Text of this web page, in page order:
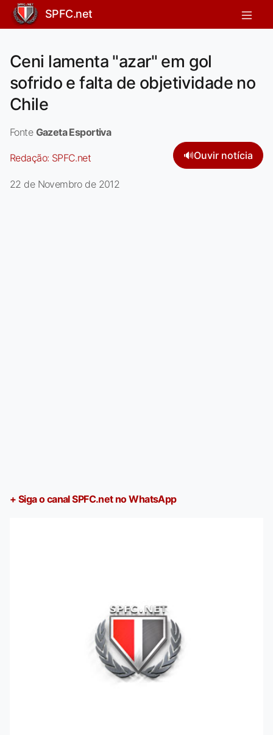
SPFC.net
Ceni lamenta "azar" em gol
sofrido e falta de objetividade no
Chile
Fonte Gazeta Esportiva
Redação: SPFC.net 🔊Ouvir notícia
22 de Novembro de 2012
+ Siga o canal SPFC.net no WhatsApp